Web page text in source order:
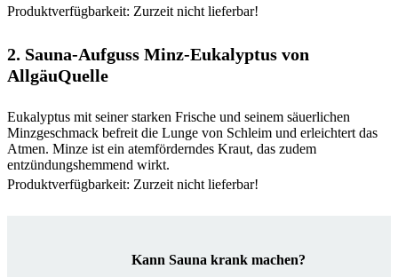
Produktverfügbarkeit: Zurzeit nicht lieferbar!
2. Sauna-Aufguss Minz-Eukalyptus von
AllgäuQuelle
Eukalyptus mit seiner starken Frische und seinem säuerlichen
Minzgeschmack befreit die Lunge von Schleim und erleichtert das
Atmen. Minze ist ein atemförderndes Kraut, das zudem
entzündungshemmend wirkt.
Produktverfügbarkeit: Zurzeit nicht lieferbar!
Kann Sauna krank machen?